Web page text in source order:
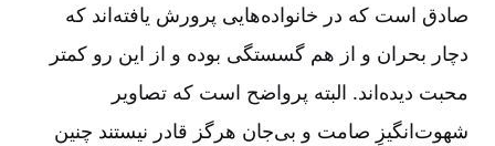
صادق است که در خانواده‌هایی پرورش یافته‌اند که
دچار بحران و از هم گسستگی بوده و از این رو کمتر
محبت دیده‌اند. البته پرواضح است که تصاویر
شهوت‌انگیزِ صامت و بی‌جان هرگز قادر نیستند چنین